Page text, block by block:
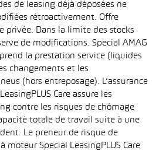
de leasing déjà déposées ne
rétroactivement. Offre
privée. Dans la limite des stocks
de modifications. Special AMAG
la prestation service (liquides
changements et les
(hors entreposage). L’assurance
Care assure les
contre les risques de chômage
totale de travail suite à une
Le preneur de risque de
moteur Special LeasingPLUS Care